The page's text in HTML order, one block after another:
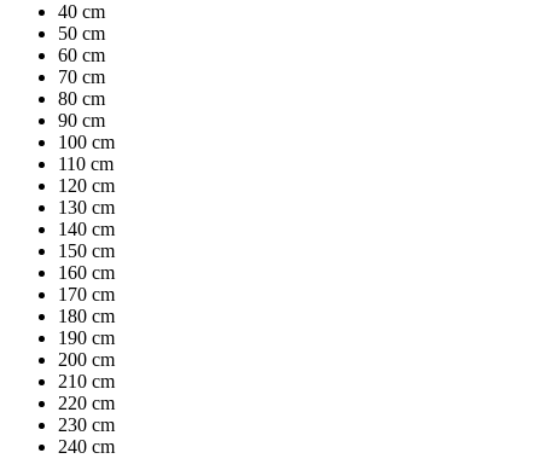
40 cm
50 cm
60 cm
70 cm
80 cm
90 cm
100 cm
110 cm
120 cm
130 cm
140 cm
150 cm
160 cm
170 cm
180 cm
190 cm
200 cm
210 cm
220 cm
230 cm
240 cm